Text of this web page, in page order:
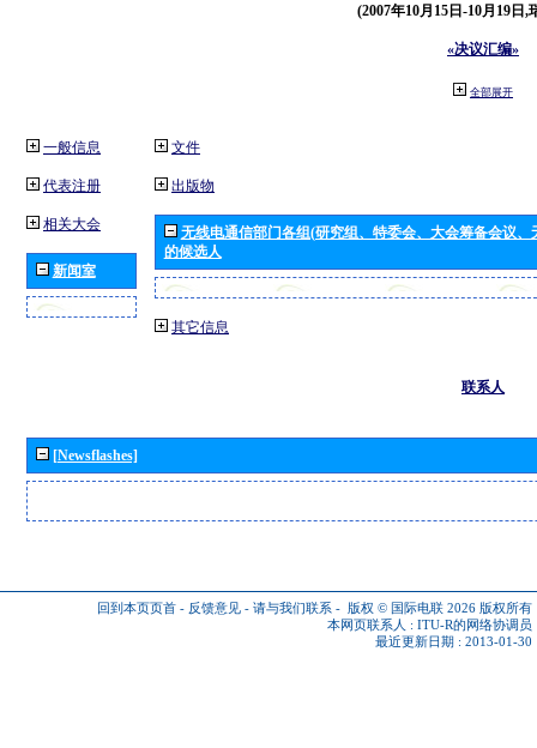
(2007年10月15日-10月19日,
«决议汇编»
全部展开
一般信息
代表注册
相关大会
新闻室
文件
出版物
无线电通信部门各组(研究组、特委会、大会筹备会议
的候选人
其它信息
联系人
[Newsflashes]
回到本页页首 - 反馈意见 - 请与我们联系 - 版权 © 国际电联 2026 版权所有
本网页联系人 : ITU-R的网络协调员
最近更新日期 : 2013-01-30